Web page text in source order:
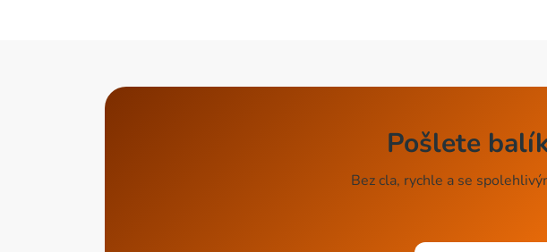
Pošlete
Bez cla, rychle a se